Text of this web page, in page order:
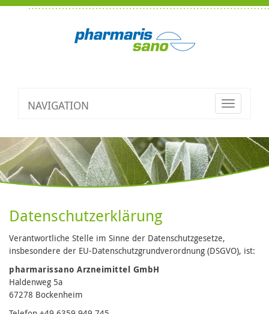
NAVIGATION
Toggle
Datenschutzerklärung
Verantwortliche Stelle im Sinne der Datenschutzgesetze,
insbesondere der EU-Datenschutzgrundverordnung (DSGVO), ist:
pharmarissano Arzneimittel GmbH
Haldenweg 5a
67278 Bockenheim